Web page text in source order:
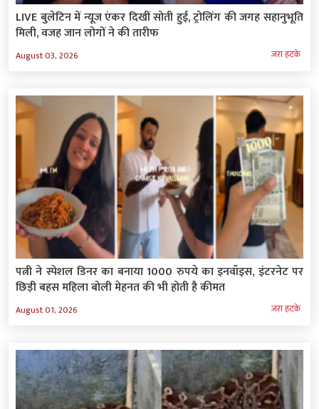
LIVE बुलेटिन में न्यूज एंकर दिखीं सोती हुई, ट्रोलिंग की जगह सहानुभूति
मिली, वजह जान लोगों ने की तारीफ
August 03, 2026 ज़रा हटके
पत्नी ने स्पेशल डिनर का बनाया 1000 रुपये का इनवॉइस, इंटरनेट पर
छिड़ी बहस महिला बोली मेहनत की भी होती है कीमत
August 01, 2026 ज़रा हटके